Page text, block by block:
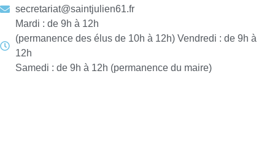
secretariat@saintjulien61.fr
Mardi : de 9h à 12h
(permanence des élus de 10h à 12h) Vendredi : de 9h à
12h
Samedi : de 9h à 12h (permanence du maire)